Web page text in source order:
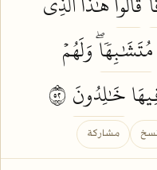
مُتَشَٰبِهٗاۖوَلَهُمۡ
خَٰلِدُونَ
مشاركة